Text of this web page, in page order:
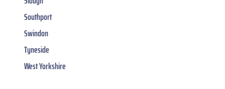
Southport
Swindon
Tyneside
West Yorkshire